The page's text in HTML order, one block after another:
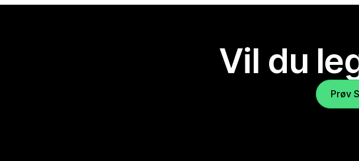
Vil du
Prøv